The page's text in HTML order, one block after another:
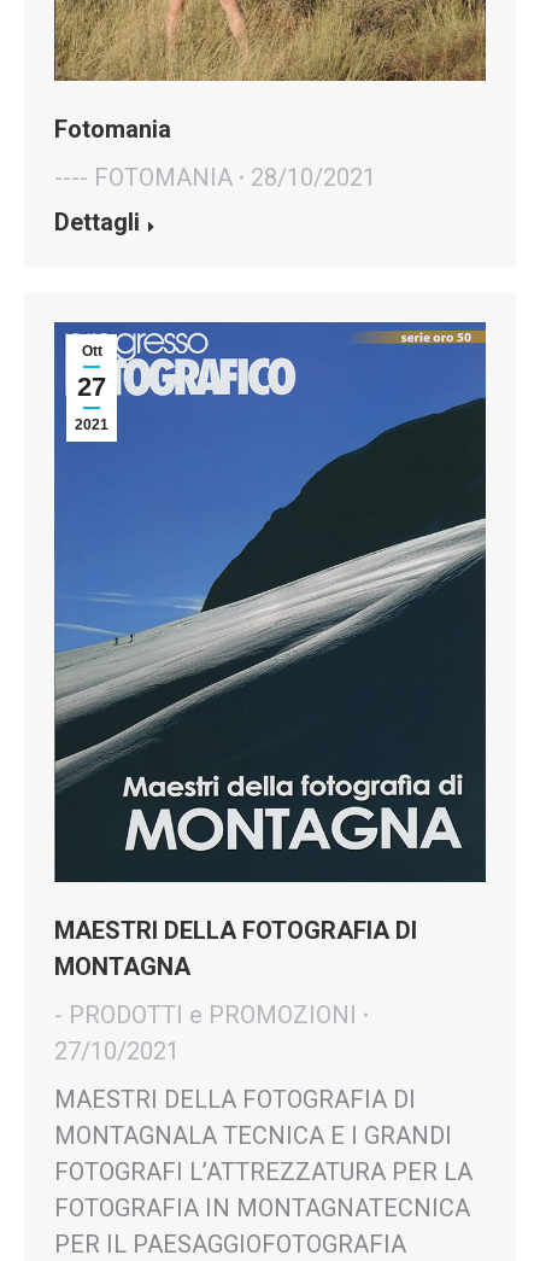
Fotomania
---- FOTOMANIA
28/10/2021
Dettagli
Ott
27
2021
MAESTRI DELLA FOTOGRAFIA DI
MONTAGNA
- PRODOTTI e PROMOZIONI
27/10/2021
MAESTRI DELLA FOTOGRAFIA DI
MONTAGNALA TECNICA E I GRANDI
FOTOGRAFI L’ATTREZZATURA PER LA
FOTOGRAFIA IN MONTAGNATECNICA
PER IL PAESAGGIOFOTOGRAFIA